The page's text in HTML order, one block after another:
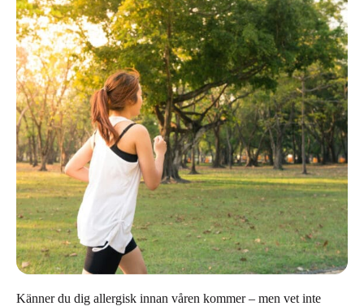
Känner du dig allergisk innan våren kommer – men vet inte